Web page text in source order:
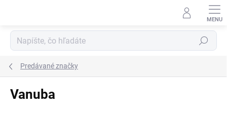
Hľadať
Predávané značky
Vanuba